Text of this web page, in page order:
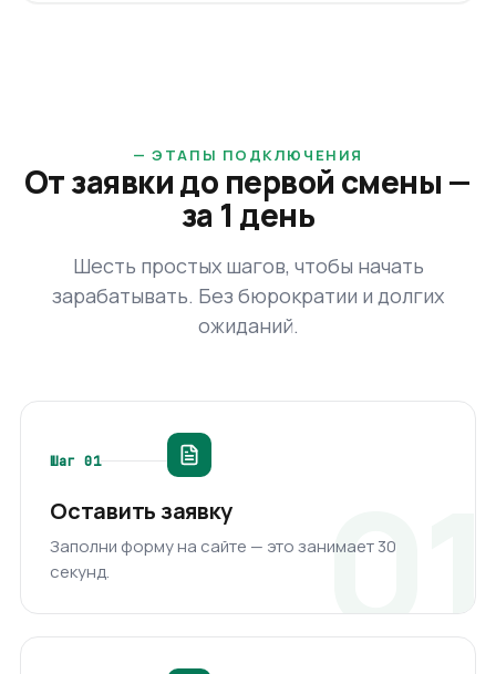
—ЭТАПЫ ПОДКЛЮЧЕНИЯ
От заявки до первой смены —
за 1 день
Шесть простых шагов, чтобы начать
зарабатывать. Без бюрократии и долгих
ожиданий.
Шаг 01
Оставить заявку
Заполни форму на сайте — это занимает 30
секунд.